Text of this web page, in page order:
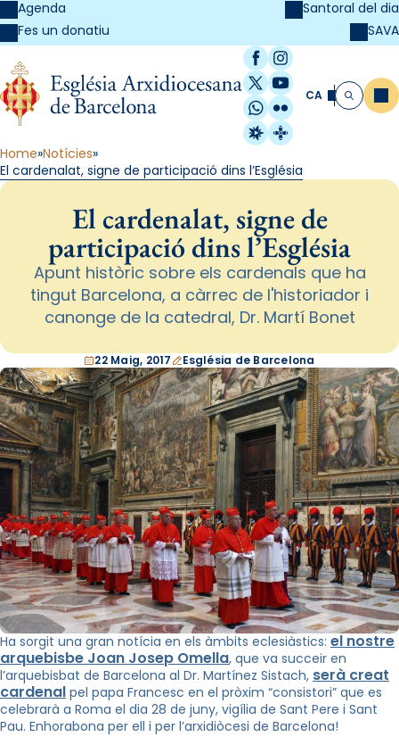
Agenda
Fes un donatiu
Santoral del dia
SAVA
Facebook
Instagram
X / Twitter
YouTube
WhatsApp
Flickr
Radio Estel
Catalunya
CA Cerca
Home Notícies
El cardenalat, signe de participació dins l’Església
El cardenalat, signe de
participació dins l’Església
Apunt històric sobre els cardenals que ha
tingut Barcelona, a càrrec de l'historiador i
canonge de la catedral, Dr. Martí Bonet
22 Maig, 2017 Església de Barcelona
Ha sorgit una gran notícia en els àmbits eclesiàstics: el nostre
arquebisbe Joan Josep Omella, que va succeir en
l’arquebisbat de Barcelona al Dr. Martínez Sistach, serà creat
cardenal pel papa Francesc en el pròxim “consistori” que es
celebrarà a Roma el dia 28 de juny, vigília de Sant Pere i Sant
Pau. Enhorabona per ell i per l’arxidiòcesi de Barcelona!